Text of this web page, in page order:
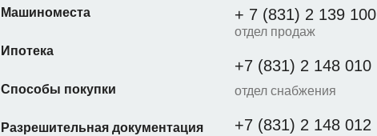
Машиноместа
Ипотека
Способы покупки
Разрешительная документация
+ 7 (831) 2 139 100
отдел продаж
+7 (831) 2 148 010
отдел снабжения
+7 (831) 2 148 012